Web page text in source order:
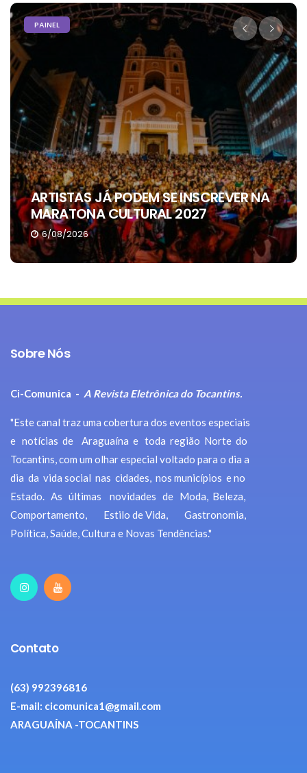
PODER
ALEXANDRE RECEBE APOIO DE SEIS
VEREADORES DE ARAGUAÍNA
4/08/2026
Sobre Nós
Ci-Comunica - A Revista Eletrônica do Tocantins.
"Este canal traz uma cobertura dos eventos especiais
e notícias de Araguaína e toda região Norte do
Tocantins, com um olhar especial voltado para o dia a
dia da vida social nas cidades, nos municípios e no
Estado. As últimas novidades de Moda, Beleza,
Comportamento, Estilo de Vida, Gastronomia,
Política, Saúde, Cultura e Novas Tendências."
Contato
(63) 992396816
E-mail: cicomunica1@gmail.com
ARAGUAÍNA -TOCANTINS